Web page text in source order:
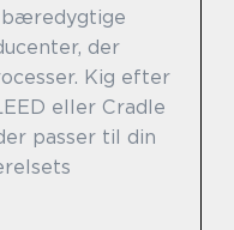
der
Kig efter
eller Cradle
passer til din